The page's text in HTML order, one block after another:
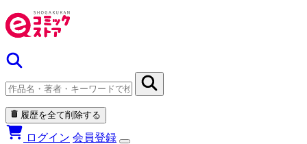
履歴を全て削除する
ログイン 会員登録